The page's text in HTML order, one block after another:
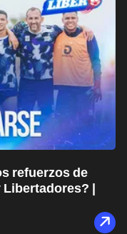
refuerzos de
Libertadores? |